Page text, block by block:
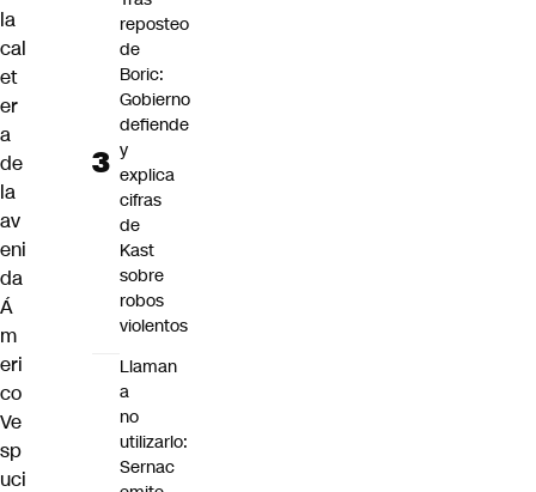
la
cal
et
er
a
de
la
av
eni
da
Á
m
eri
co
Ve
sp
uci
reposteo
de
Boric:
Gobierno
defiende
y
explica
cifras
de
Kast
sobre
robos
violentos
Llaman
a
no
utilizarlo:
Sernac